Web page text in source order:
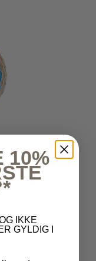
18cm -
10%
IKKE
GYLDIG I